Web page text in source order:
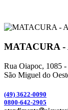
MATACURA -
Rua Oiapoc, 1085
São Miguel do
(49) 3622-0090
0800-642-2905